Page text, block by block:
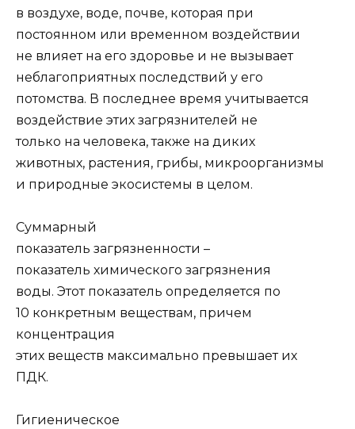
в воздухе, воде, почве, которая при
постоянном или временном воздействии
не влияет на его здоровье и не вызывает
неблагоприятных последствий у его
потомства. В последнее время учитывается
воздействие этих загрязнителей не
только на человека, также на диких
животных, растения, грибы, микроорганизмы
и природные экосистемы в целом.
Суммарный
показатель загрязненности –
показатель химического загрязнения
воды. Этот показатель определяется по
10 конкретным веществам, причем
концентрация
этих веществ максимально превышает их
ПДК.
Гигиеническое